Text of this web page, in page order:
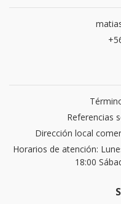
Referencias
Dirección local
Horarios de atención:
18:00